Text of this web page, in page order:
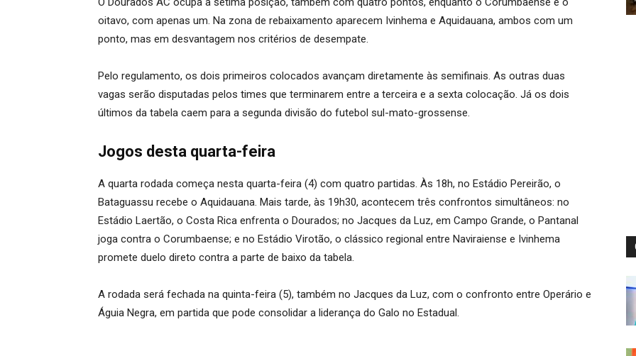
oitavo, com apenas um. Na zona de rebaixamento aparecem Ivinhema e Aquidauana, ambos com um
ponto, mas em desvantagem nos critérios de desempate.
Pelo regulamento, os dois primeiros colocados avançam diretamente às semifinais. As outras duas
vagas serão disputadas pelos times que terminarem entre a terceira e a sexta colocação. Já os dois
últimos da tabela caem para a segunda divisão do futebol sul-mato-grossense.
Jogos desta quarta-feira
A quarta rodada começa nesta quarta-feira (4) com quatro partidas. Às 18h, no Estádio Pereirão, o
Bataguassu recebe o Aquidauana. Mais tarde, às 19h30, acontecem três confrontos simultâneos: no
Estádio Laertão, o Costa Rica enfrenta o Dourados; no Jacques da Luz, em Campo Grande, o Pantanal
joga contra o Corumbaense; e no Estádio Virotão, o clássico regional entre Naviraiense e Ivinhema
promete duelo direto contra a parte de baixo da tabela.
A rodada será fechada na quinta-feira (5), também no Jacques da Luz, com o confronto entre Operário e
Águia Negra, em partida que pode consolidar a liderança do Galo no Estadual.